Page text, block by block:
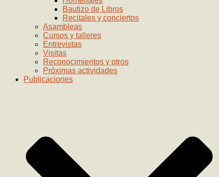
Bautizo de Libros
Recitales y conciertos
Asambleas
Cursos y talleres
Entrevistas
Visitas
Reconocimientos y otros
Próximas actividades
Publicaciones